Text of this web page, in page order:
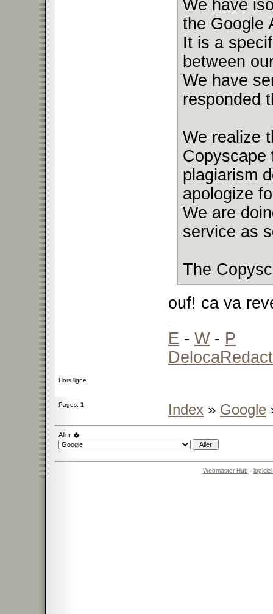
We have
the Google
It is a
between
We have
responded
We realize
Copyscape
plagiarism
apologize
We are
service as
The
ouf! ca va
E - W- P
Hors ligne
Pages: 1 Index » Google
Aller �
Webmaster Hub -